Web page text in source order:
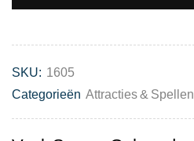
SKU: 1605
Categorieën Attracties & Spellen